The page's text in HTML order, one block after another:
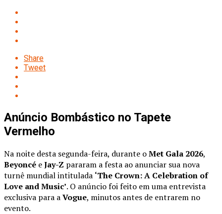
Share
Tweet
Anúncio Bombástico no Tapete
Vermelho
Na noite desta segunda-feira, durante oMet Gala 2026,
Beyoncé eJay-Z pararam a festa ao anunciar sua nova
turnê mundial intitulada ‘The Crown: A Celebration of
Love and Music’. O anúncio foi feito em uma entrevista
exclusiva para aVogue, minutos antes de entrarem no
evento.